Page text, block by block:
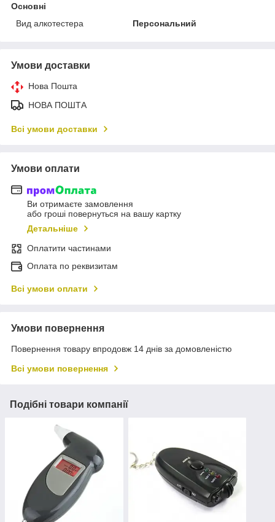
Основні
Вид алкотестера
Персональний
Умови доставки
Нова Пошта
НОВА ПОШТА
Всі умови доставки
Умови оплати
Ви отримаєте замовлення
або гроші повернуться на вашу картку
Детальніше
Оплатити частинами
Оплата по реквизитам
Всі умови оплати
Умови повернення
Повернення товару впродовж 14 днів за домовленістю
Всі умови повернення
Подібні товари компанії